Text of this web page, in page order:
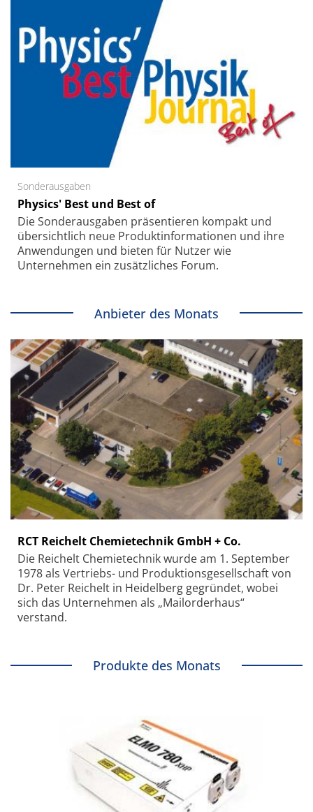
Sonderausgaben
Physics' Best und Best of
Die Sonder­ausgaben präsentieren kompakt und
übersichtlich neue Produkt­informationen und ihre
Anwendungen und bieten für Nutzer wie
Unternehmen ein zusätzliches Forum.
Anbieter des Monats
RCT Reichelt Chemietechnik GmbH + Co.
Die Reichelt Chemietechnik wurde am 1. September
1978 als Vertriebs- und Produktionsgesellschaft von
Dr. Peter Reichelt in Heidelberg gegründet, wobei
sich das Unternehmen als „Mailorderhaus“
verstand.
Produkte des Monats